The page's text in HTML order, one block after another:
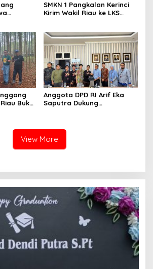
SMKN 1 Pangkalan Kerinci
Kirim Wakil Riau ke LKS
Buka
Anggota DPD RI Arif Eka
Saputra Dukung
View More